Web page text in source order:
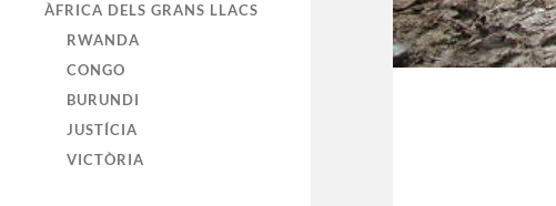
ÀFRICA DELS GRANS LLACS
RWANDA
CONGO
BURUNDI
JUSTÍCIA
VICTÒRIA